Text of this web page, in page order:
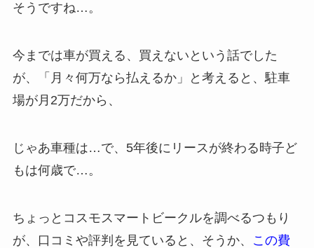
そうですね…。
今までは車が買える、買えないという話でした
が、「月々何万なら払えるか」と考えると、駐車
場が月2万だから、
じゃあ車種は…で、5年後にリースが終わる時子ど
もは何歳で…。
ちょっとコスモスマートビークルを調べるつもり
が、口コミや評判を見ていると、そうか、
この費